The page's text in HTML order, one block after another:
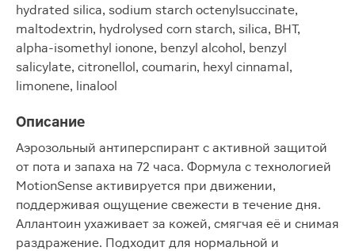
hydrated silica, sodium starch octenylsuccinate,
maltodextrin, hydrolysed corn starch, silica, BHT,
alpha-isomethyl ionone, benzyl alcohol, benzyl
salicylate, citronellol, coumarin, hexyl cinnamal,
limonene, linalool
Описание
Аэрозольный антиперспирант с активной защитой
от пота и запаха на 72 часа. Формула с технологией
MotionSense активируется при движении,
поддерживая ощущение свежести в течение дня.
Аллантоин ухаживает за кожей, смягчая её и снимая
раздражение. Подходит для нормальной и